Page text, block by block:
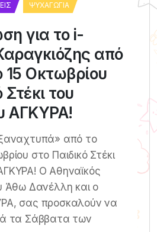
ΨΥΧΑΓΩΓΊΑ
για το i-
από
15 Οκτωβρίου
Στέκι του
ΑΓΚΥΡΑ!
από το
στο Παιδικό Στέκι
Ο Αθηναϊκός
Άθω Δανέλλη και ο
σας προσκαλούν να
τα Σάββατα των